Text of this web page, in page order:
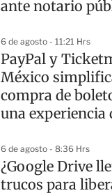
ante notario
6 de agosto - 11:21 Hrs
PayPal y
México
compra de
una experiencia
6 de agosto - 8:36 Hrs
¿Google Drive
trucos para